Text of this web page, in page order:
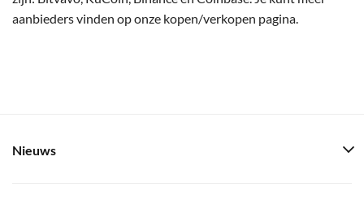
aanbieders vinden op onze kopen/verkopen pagina.
Nieuws